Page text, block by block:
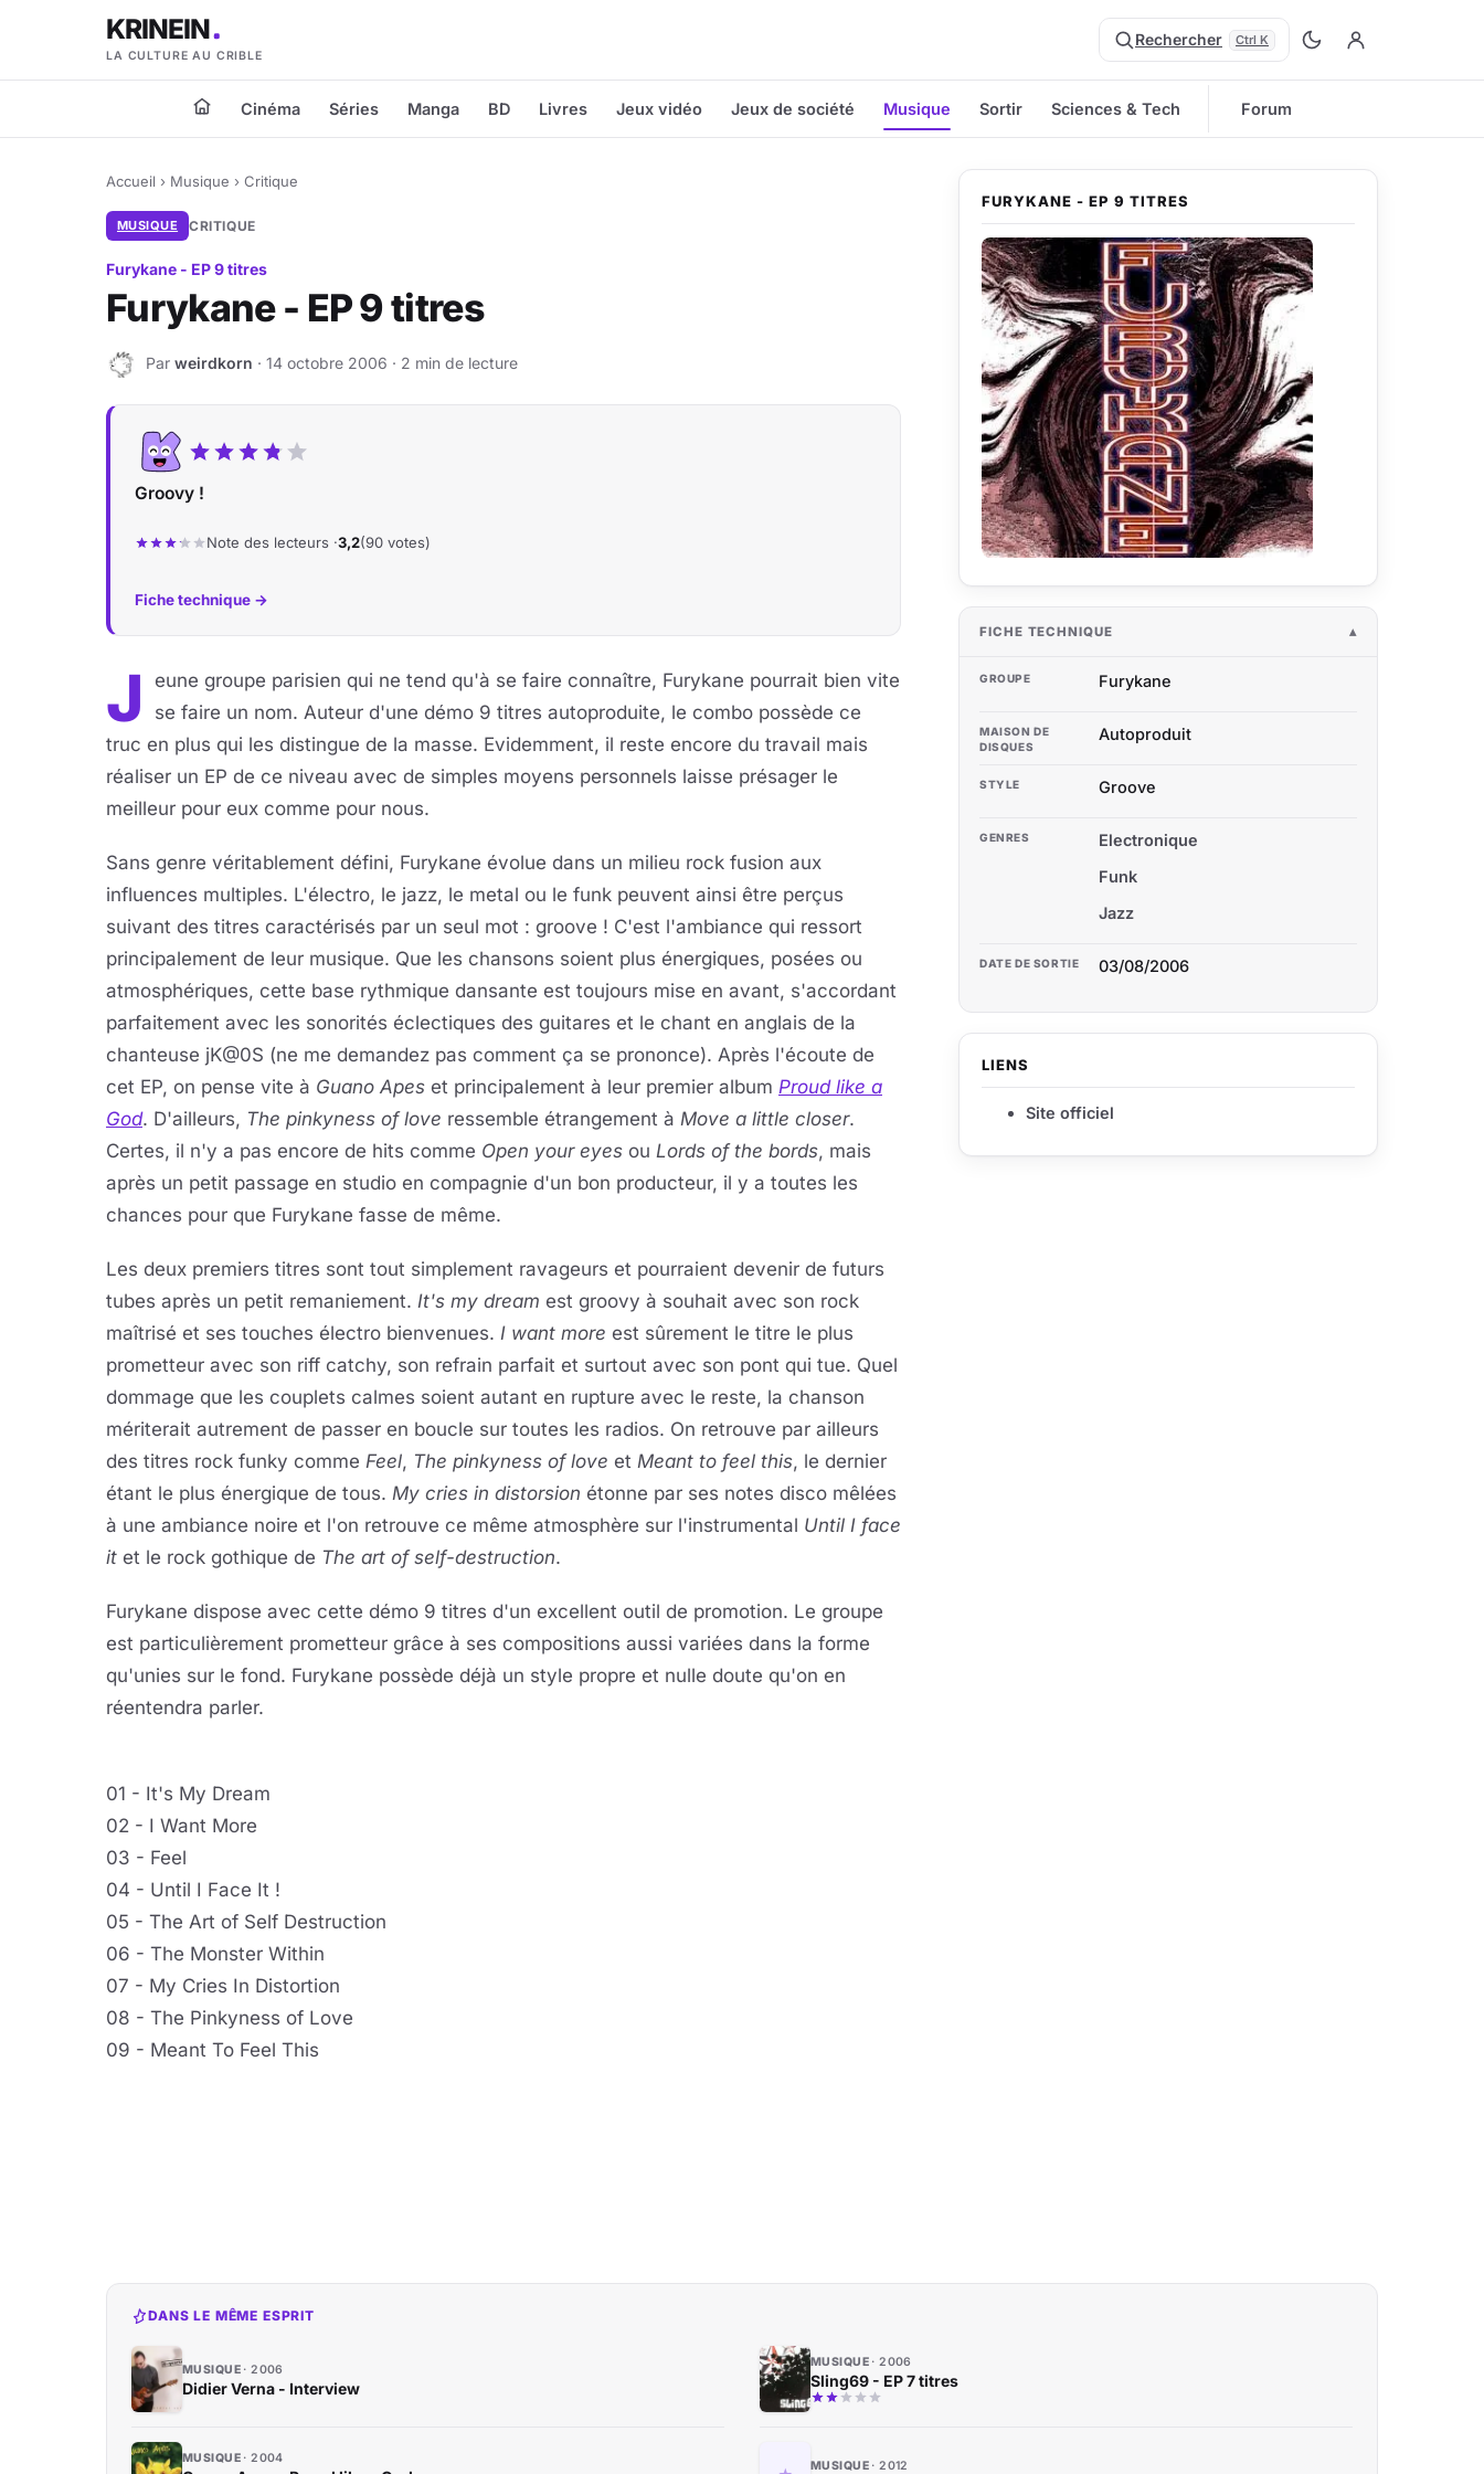
KRINEIN
LA CULTURE AU CRIBLE
Rechercher Ctrl K
Cinéma Séries Manga BD Livres Jeux vidéo Jeux de société Musique Sortir Sciences & Tech Forum
Accueil › Musique › Critique
MUSIQUE CRITIQUE
Furykane - EP 9 titres
Furykane - EP 9 titres
W Par weirdkorn · 14 octobre 2006 · 2 min de lecture
Groovy !
Note des lecteurs ·3,2(90 votes)
Fiche technique →
J
eune groupe parisien qui ne tend qu'à se faire connaître, Furykane pourrait bien vite
se faire un nom. Auteur d'une démo 9 titres autoproduite, le combo possède ce
truc en plus qui les distingue de la masse. Evidemment, il reste encore du travail mais
réaliser un EP de ce niveau avec de simples moyens personnels laisse présager le
meilleur pour eux comme pour nous.
Sans genre véritablement défini, Furykane évolue dans un milieu rock fusion aux
influences multiples. L'électro, le jazz, le metal ou le funk peuvent ainsi être perçus
suivant des titres caractérisés par un seul mot : groove ! C'est l'ambiance qui ressort
principalement de leur musique. Que les chansons soient plus énergiques, posées ou
atmosphériques, cette base rythmique dansante est toujours mise en avant, s'accordant
parfaitement avec les sonorités éclectiques des guitares et le chant en anglais de la
chanteuse jK@0S (ne me demandez pas comment ça se prononce). Après l'écoute de
cet EP, on pense vite à Guano Apes et principalement à leur premier album Proud like a
God. D'ailleurs, The pinkyness of love ressemble étrangement à Move a little closer.
Certes, il n'y a pas encore de hits comme Open your eyes ou Lords of the bords, mais
après un petit passage en studio en compagnie d'un bon producteur, il y a toutes les
chances pour que Furykane fasse de même.
Les deux premiers titres sont tout simplement ravageurs et pourraient devenir de futurs
tubes après un petit remaniement. It's my dream est groovy à souhait avec son rock
maîtrisé et ses touches électro bienvenues. I want more est sûrement le titre le plus
prometteur avec son riff catchy, son refrain parfait et surtout avec son pont qui tue. Quel
dommage que les couplets calmes soient autant en rupture avec le reste, la chanson
mériterait autrement de passer en boucle sur toutes les radios. On retrouve par ailleurs
des titres rock funky comme Feel, The pinkyness of love et Meant to feel this, le dernier
étant le plus énergique de tous. My cries in distorsion étonne par ses notes disco mêlées
à une ambiance noire et l'on retrouve ce même atmosphère sur l'instrumental Until I face
it et le rock gothique de The art of self-destruction.
Furykane dispose avec cette démo 9 titres d'un excellent outil de promotion. Le groupe
est particulièrement prometteur grâce à ses compositions aussi variées dans la forme
qu'unies sur le fond. Furykane possède déjà un style propre et nulle doute qu'on en
réentendra parler.
01 - It's My Dream
02 - I Want More
03 - Feel
04 - Until I Face It !
05 - The Art of Self Destruction
06 - The Monster Within
07 - My Cries In Distortion
08 - The Pinkyness of Love
09 - Meant To Feel This
FURYKANE - EP 9 TITRES
FICHE TECHNIQUE
GROUPE Furykane
MAISON DE
DISQUES
Autoproduit
STYLE Groove
GENRES
Electronique
Funk
Jazz
DATE DE SORTIE 03/08/2006
LIENS
Site officiel
DANS LE MÊME ESPRIT
MUSIQUE 2006
Didier Verna - Interview
MUSIQUE 2006
Sling69 - EP 7 titres
MUSIQUE 2004 MUSIQUE 2012